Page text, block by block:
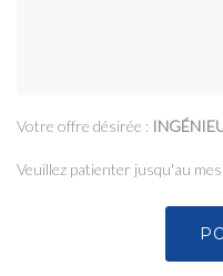
Votre offre désirée :
Veuillez patienter jusqu'au